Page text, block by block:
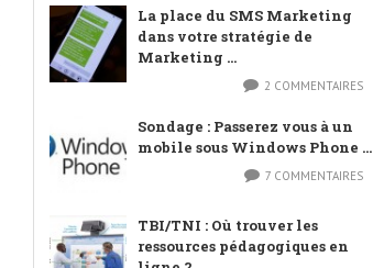
La place du SMS Marketing
dans votre stratégie de
Marketing ...
2 COMMENTAIRES
Sondage : Passerez vous à un
mobile sous Windows Phone ...
7 COMMENTAIRES
TBI/TNI : Où trouver les
ressources pédagogiques en